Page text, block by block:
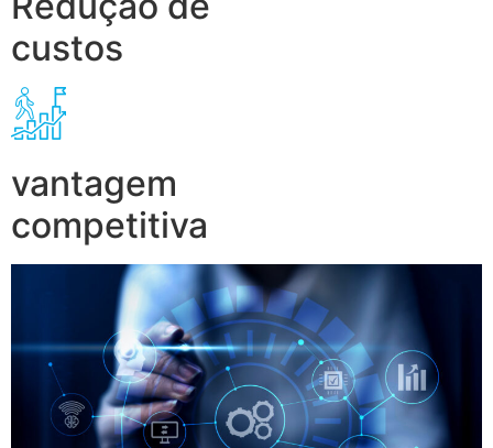
custos
vantagem
competitiva